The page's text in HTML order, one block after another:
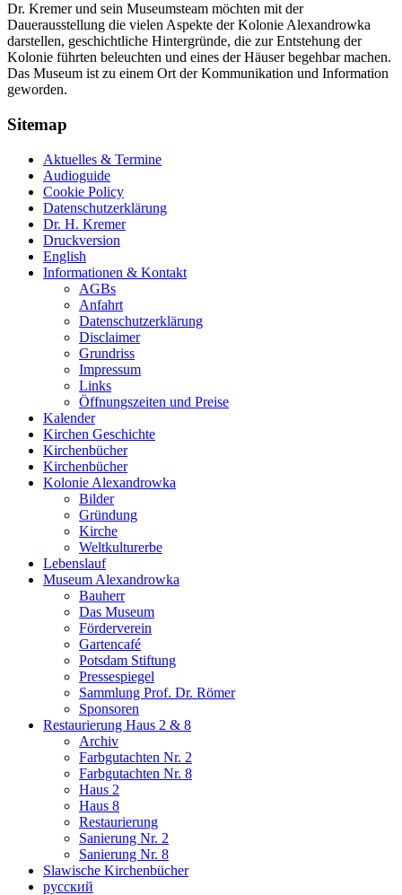
Dr. Kremer und sein Museumsteam möchten mit der
Dauerausstellung die vielen Aspekte der Kolonie Alexandrowka
darstellen, geschichtliche Hintergründe, die zur Entstehung der
Kolonie führten beleuchten und eines der Häuser begehbar machen.
Das Museum ist zu einem Ort der Kommunikation und Information
geworden.
Sitemap
Aktuelles & Termine
Audioguide
Cookie Policy
Datenschutzerklärung
Dr. H. Kremer
Druckversion
English
Informationen & Kontakt
AGBs
Anfahrt
Datenschutzerklärung
Disclaimer
Grundriss
Impressum
Links
Öffnungszeiten und Preise
Kalender
Kirchen Geschichte
Kirchenbücher
Kirchenbücher
Kolonie Alexandrowka
Bilder
Gründung
Kirche
Weltkulturerbe
Lebenslauf
Museum Alexandrowka
Bauherr
Das Museum
Förderverein
Gartencafé
Potsdam Stiftung
Pressespiegel
Sammlung Prof. Dr. Römer
Sponsoren
Restaurierung Haus 2 & 8
Archiv
Farbgutachten Nr. 2
Farbgutachten Nr. 8
Haus 2
Haus 8
Restaurierung
Sanierung Nr. 2
Sanierung Nr. 8
Slawische Kirchenbücher
русский